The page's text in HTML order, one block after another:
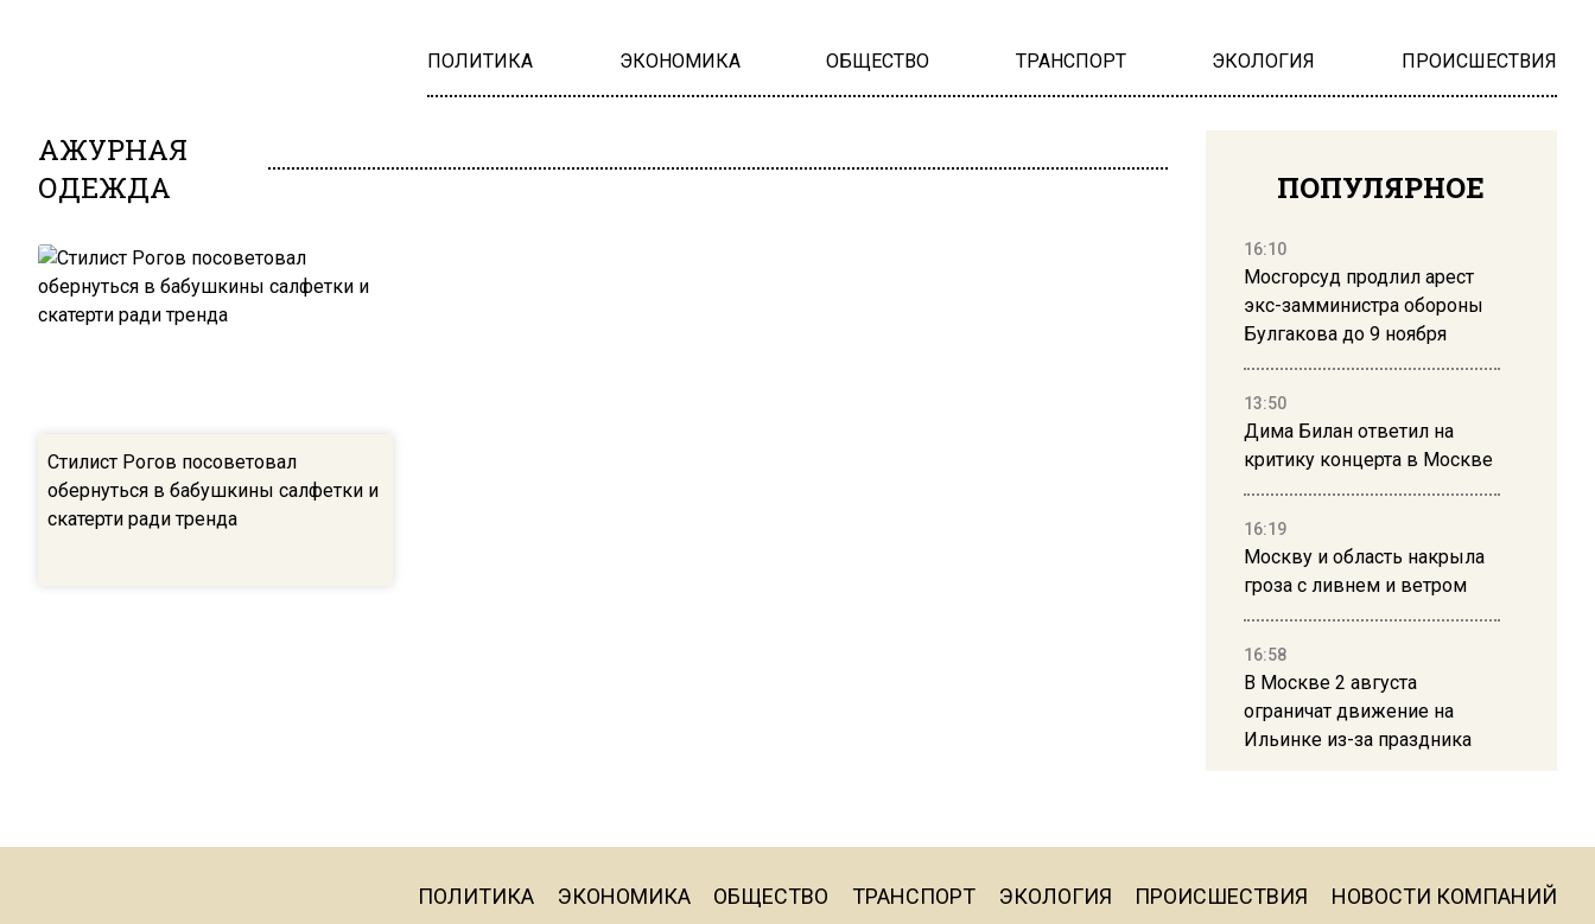
ПОЛИТИКА ЭКОНОМИКА ОБЩЕСТВО ТРАНСПОРТ ЭКОЛОГИЯ ПРОИСШЕСТВИЯ
АЖУРНАЯ
ОДЕЖДА
Стилист Рогов посоветовал
обернуться в бабушкины салфетки и
скатерти ради тренда
ПОПУЛЯРНОЕ
16:10
Мосгорсуд продлил арест
экс-замминистра обороны
Булгакова до 9 ноября
13:50
Дима Билан ответил на
критику концерта в Москве
16:19
Москву и область накрыла
гроза с ливнем и ветром
16:58
В Москве 2 августа
ограничат движение на
Ильинке из-за праздника
Telegram после обвинений
ПОЛИТИКА ЭКОНОМИКА ОБЩЕСТВО ТРАНСПОРТ ЭКОЛОГИЯ ПРОИСШЕСТВИЯ НОВОСТИ КОМПАНИЙ